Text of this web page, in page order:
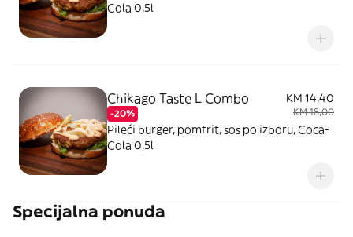
Cola 0,5l
Chikago Taste L Combo
-20%
KM 14,40
KM 18,00
Pileći burger, pomfrit, sos po izboru, Coca-
Cola 0,5l
Specijalna ponuda